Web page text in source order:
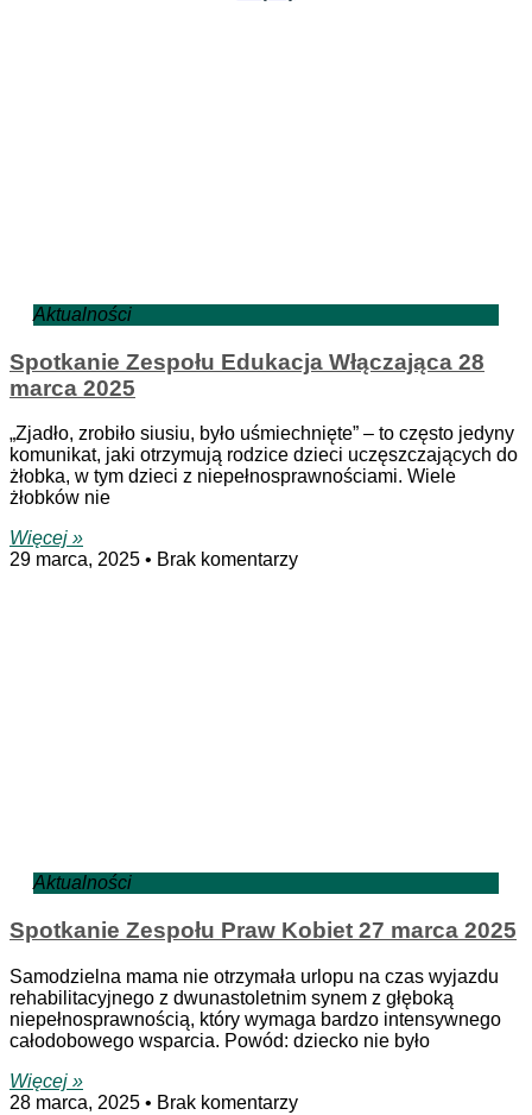
Aktualności
Spotkanie Zespołu Edukacja Włączająca 28
marca 2025
„Zjadło, zrobiło siusiu, było uśmiechnięte” – to często jedyny
komunikat, jaki otrzymują rodzice dzieci uczęszczających do
żłobka, w tym dzieci z niepełnosprawnościami. Wiele
żłobków nie
Więcej »
29 marca, 2025
Brak komentarzy
Aktualności
Spotkanie Zespołu Praw Kobiet 27 marca 2025
Samodzielna mama nie otrzymała urlopu na czas wyjazdu
rehabilitacyjnego z dwunastoletnim synem z głęboką
niepełnosprawnością, który wymaga bardzo intensywnego
całodobowego wsparcia. Powód: dziecko nie było
Więcej »
28 marca, 2025
Brak komentarzy